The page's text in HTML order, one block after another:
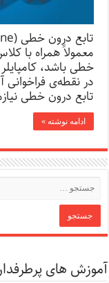
معمولاً همراه با
خطی باشد،
در نقطه‌ی
تابع درون خطی
ادامه نوشته »
آموزش های